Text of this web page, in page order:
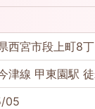
西宮市段上町8
津線 甲東園駅
05